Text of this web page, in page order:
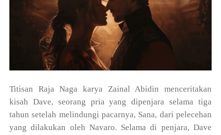
Titisan Raja Naga karya Zainal Abidin menceritakan
kisah Dave, seorang pria yang dipenjara selama tiga
tahun setelah melindungi pacarnya, Sana, dari pelecehan
yang dilakukan oleh Navaro. Selama di penjara, Dave